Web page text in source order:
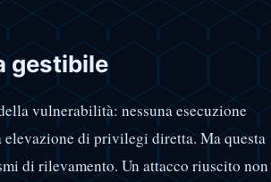
gestibile
vulnerabilità: nessuna esecuzione
elevazione di privilegi diretta. Ma questa
di rilevamento. Un attacco riuscito non